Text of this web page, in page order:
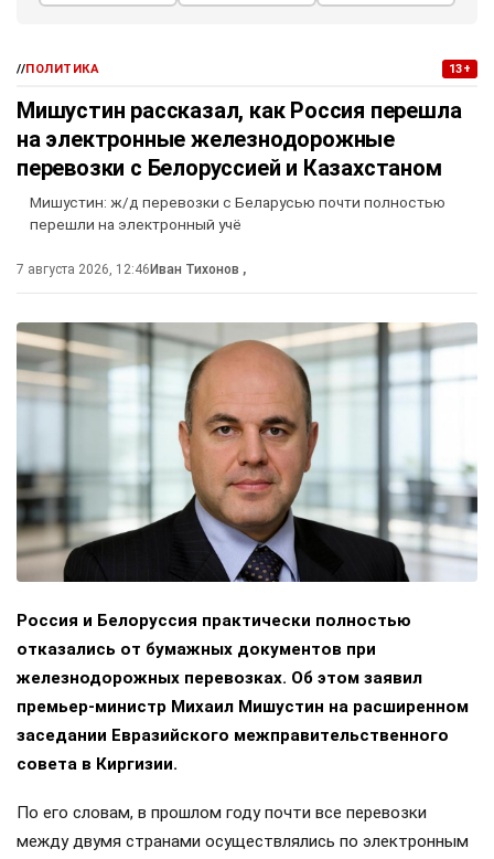
//ПОЛИТИКА 13+
Мишустин рассказал, как Россия перешла
на электронные железнодорожные
перевозки с Белоруссией и Казахстаном
Мишустин: ж/д перевозки с Беларусью почти полностью
перешли на электронный учё
7 августа 2026, 12:46 Иван Тихонов ,
Россия и Белоруссия практически полностью
отказались от бумажных документов при
железнодорожных перевозках. Об этом заявил
премьер-министр Михаил Мишустин на расширенном
заседании Евразийского межправительственного
совета в Киргизии.
По его словам, в прошлом году почти все перевозки
между двумя странами осуществлялись по электронным